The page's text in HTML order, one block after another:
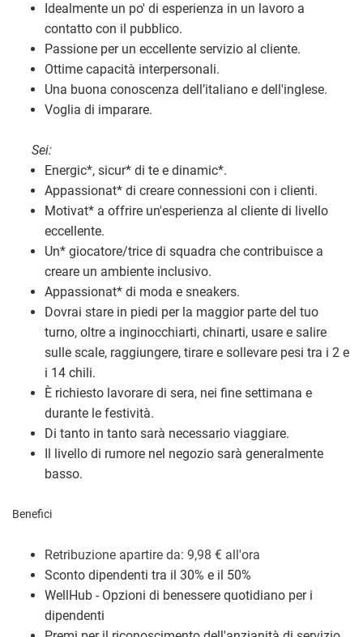
Idealmente un po' di esperienza in un lavoro a
contatto con il pubblico.
Passione per un eccellente servizio al cliente.
Ottime capacità interpersonali.
Una buona conoscenza dell’italiano e dell'inglese.
Voglia di imparare.
Sei:
Energic*, sicur* di te e dinamic*.
Appassionat* di creare connessioni con i clienti.
Motivat* a offrire un'esperienza al cliente di livello
eccellente.
Un* giocatore/trice di squadra che contribuisce a
creare un ambiente inclusivo.
Appassionat* di moda e sneakers.
Dovrai stare in piedi per la maggior parte del tuo
turno, oltre a inginocchiarti, chinarti, usare e salire
sulle scale, raggiungere, tirare e sollevare pesi tra i 2 e
i 14 chili.
È richiesto lavorare di sera, nei fine settimana e
durante le festività.
Di tanto in tanto sarà necessario viaggiare.
Il livello di rumore nel negozio sarà generalmente
basso.
Benefici
Retribuzione apartire da: 9,98 € all'ora
Sconto dipendenti tra il 30% e il 50%
WellHub - Opzioni di benessere quotidiano per i
dipendenti